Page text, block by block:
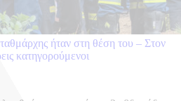
ήταν στη θέση του – Στον
κατηγορούμενοι